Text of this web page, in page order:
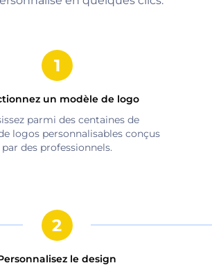
un modèle de logo
parmi des centaines de
logos personnalisables conçus
par des professionnels.
le design